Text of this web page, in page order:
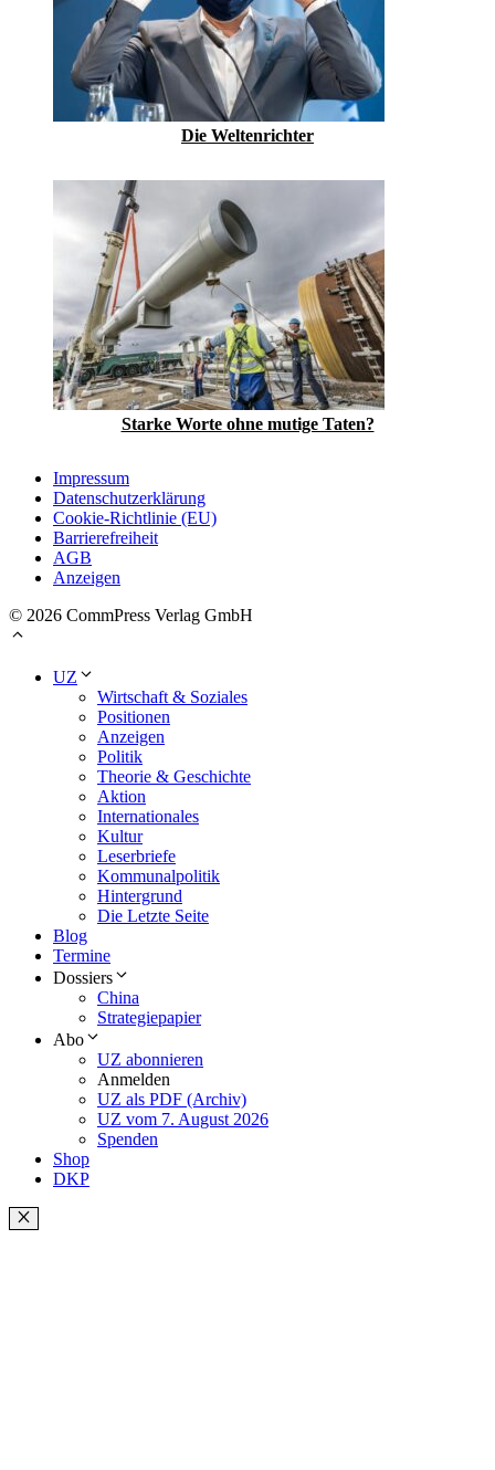
Die Weltenrichter
Starke Worte ohne mutige Taten?
Impressum
Datenschutzerklärung
Cookie-Richtlinie (EU)
Barrierefreiheit
AGB
Anzeigen
© 2026 CommPress Verlag GmbH
UZ
Wirtschaft & Soziales
Positionen
Anzeigen
Politik
Theorie & Geschichte
Aktion
Internationales
Kultur
Leserbriefe
Kommunalpolitik
Hintergrund
Die Letzte Seite
Blog
Termine
Dossiers
China
Strategiepapier
Abo
UZ abonnieren
Anmelden
UZ als PDF (Archiv)
UZ vom 7. August 2026
Spenden
Shop
DKP
Schließen